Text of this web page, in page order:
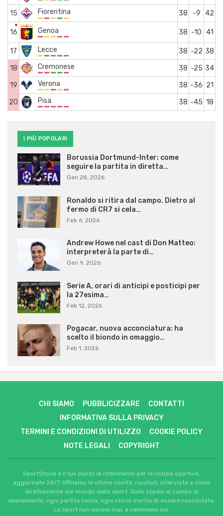
15 Fiorentina 38 -9 42
16
▼
Genoa 38 -10 41
17 Lecce 38 -22 38
18
Cremonese 38 -25 34
19
Verona 38 -36 21
20
Pisa 38 -45 18
I PIÙ POPOLARI
Borussia Dortmund-Inter: come
seguire la partita in diretta…
Gen 28, 2026
Ronaldo si ritira dal campo. Dietro al
fermo di CR7 si cela…
Feb 6, 2026
Andrew Howe nel cast di Don Matteo:
interpreterà la parte di…
Gen 9, 2026
Serie A, orari di anticipi e posticipi per
la 27esima…
Feb 12, 2026
Pogacar, nuova acconciatura: ha
scelto il biondo in omaggio…
Feb 1, 2026
CHI SIAMO PUBBLICIZZARE
CONTATTI
INFORMATIVA SULLA PRIVACY
TERMINI E CONDIZIONI DI UTILIZZO
COOKIE POLICY
NOTE LEGALI
COPYRIGHT
SportStorie è il tuo punto di riferimento per le notizie sportive,
aggiornate 24/7. Offriamo le ultime novità, risultati, interviste e video
direttamente dal mondo dello sport. Dallo stadio al campo di
allenamento, ogni partita conta, ogni storia merita di essere raccontata.
Lo sport non dorme mai, e nemmeno noi.